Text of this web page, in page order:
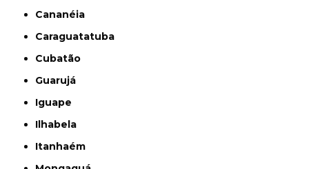
Cananéia
Caraguatatuba
Cubatão
Guarujá
Iguape
Ilhabela
Itanhaém